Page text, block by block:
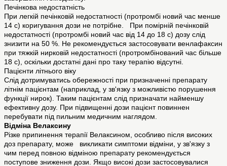
Печінкова недостатність
При легкій печінковій недостатності (протромбі новий час менше
14 с) коригування дози не потрібне. При помірній печінковій
недостатності (протромбі новий час від 14 до 18 с) дозу слід
знизити на 50 %. Не рекомендується застосовувати венлафаксин
при тяжкій нирковій недостатності (протромбінований час більше
18 с), оскільки достатні дані про таку терапію відсутні.
Пацієнти літнього віку
Слід дотримуватись обережності при призначенні препарату
літнім пацієнтам (наприклад, у зв'язку з можливістю порушення
функції нирок). Таким пацієнтам слід призначати найменшу
ефективну дозу. При підвищенні дози пацієнт повиннен
перебувати під пильним медичним наглядом.
Відміна Велаксину
Різке припинення терапії Велаксином, особливо після високих
доз препарату, може викликати симптоми відміни, у зв'язку з
чим перед повною відміною препарату рекомендується
поступове зниження дози. Якщо високі дози застосовувалися